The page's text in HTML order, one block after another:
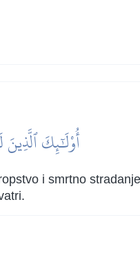
أُوْلَٰٓئِكَ
i smrtno